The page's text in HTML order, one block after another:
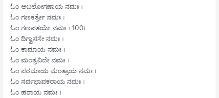
ಓಂ ಅಬಲೋಗಣಾಯ ನಮಃ ।
ಓಂ ಗಣಕರ್ತ್ರೇ ನಮಃ ।
ಓಂ ಗಣಪತಯೇ ನಮಃ । 100।
ಓಂ ದಿಗ್ವಾಸಸೇ ನಮಃ ।
ಓಂ ಕಾಮಾಯ ನಮಃ ।
ಓಂ ಮಂತ್ರವಿದೇ ನಮಃ ।
ಓಂ ಪರಮಾಯ ಮಂತ್ರಾಯ ನಮಃ ।
ಓಂ ಸರ್ವಭಾವಕರಾಯ ನಮಃ ।
ಓಂ ಹರಾಯ ನಮಃ ।